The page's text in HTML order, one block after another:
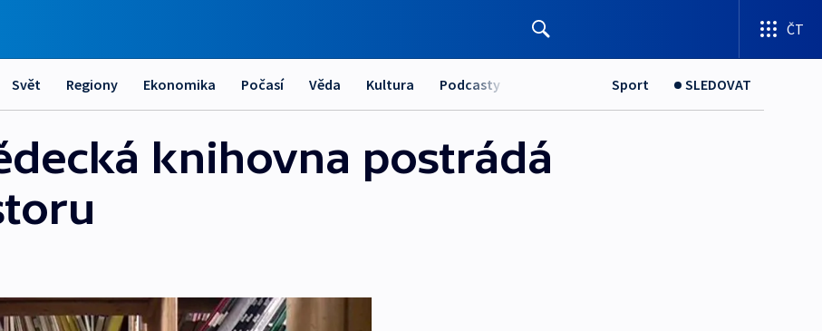
ČT
Svět Regiony Ekonomika Počasí Věda Kultura Podcasty Sport SLEDOVAT
knihovna postrádá